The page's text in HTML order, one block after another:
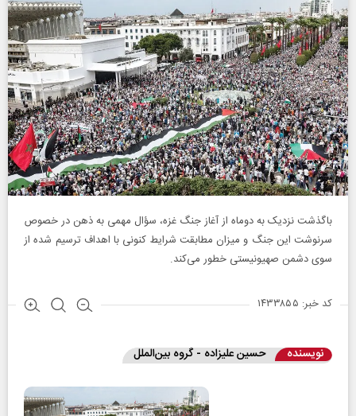
باگذشت نزدیک به دوماه از آغاز جنگ غزه، سؤال مهمی به ذهن در خصوص
سرنوشت این جنگ و میزان مطابقت شرایط کنونی با اهداف ترسیم شده از
سوی دشمن صهیونیستی خطور می‌کند.
کد خبر: ۱۴۳۳۸۵۵
نویسنده حسین علیزاده - گروه بین‌الملل